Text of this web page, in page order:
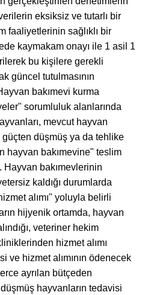
eksiksiz ve tutarlı bir
faaliyetlerinin sağlıklı bir
kaymakam onayı ile 1 asil 1
bu kişilere gerekli
güncel tutulmasının
bakımevi kurma
sorumluluk alanlarında
mevcut hayvan
güçten düşmüş ya da tehlike
hayvan bakımevine" teslim
Hayvan bakımevlerinin
kaldığı durumlarda
alımı" yoluyla belirli
hijyenik ortamda, hayvan
veteriner hekim
hizmet alımı
hizmet alımının ödenecek
ayrılan bütçeden
hayvanların tedavisi